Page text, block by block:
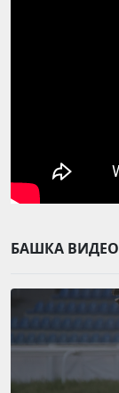
БАШКА ВИДЕО